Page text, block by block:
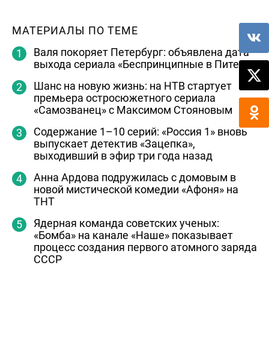
МАТЕРИАЛЫ ПО ТЕМЕ
Валя покоряет Петербург: объявлена дата
выхода сериала «Беспринципные в Питере»
Шанс на новую жизнь: на НТВ стартует
премьера остросюжетного сериала
«Самозванец» с Максимом Стояновым
Содержание 1–10 серий: «Россия 1» вновь
выпускает детектив «Зацепка»,
выходивший в эфир три года назад
Анна Ардова подружилась с домовым в
новой мистической комедии «Афоня» на
ТНТ
Ядерная команда советских ученых:
«Бомба» на канале «Наше» показывает
процесс создания первого атомного заряда
СССР